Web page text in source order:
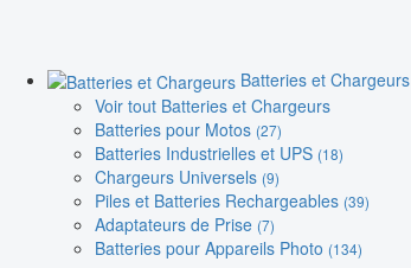
Batteries et Chargeurs
Voir tout Batteries et Chargeurs
Batteries pour Motos (27)
Batteries Industrielles et UPS (18)
Chargeurs Universels (9)
Piles et Batteries Rechargeables (39)
Adaptateurs de Prise (7)
Batteries pour Appareils Photo (134)